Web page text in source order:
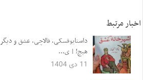
اخبار مرتبط
داستایوفسکی، فالاچی، عشق و دیگر
هیچ! | ی...
11 دی 1404